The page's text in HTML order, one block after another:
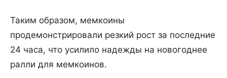
Таким образом, мемкоины
продемонстрировали резкий рост за последние
24 часа, что усилило надежды на новогоднее
ралли для мемкоинов.